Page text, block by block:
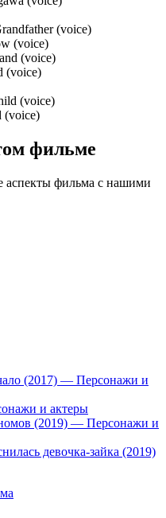
(voice)
(voice)
(voice)
(voice)
(voice)
(voice)
фильме
аспекты фильма с нашими
(2017) — Персонажи и
и актеры
(2019) — Персонажи и
девочка-зайка (2019)